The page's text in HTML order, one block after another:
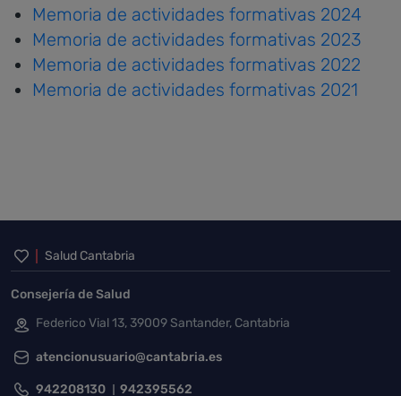
Memoria de actividades formativas 2024
Memoria de actividades formativas 2023
Memoria de actividades formativas 2022
Memoria de actividades formativas 2021
Inicio del pie de página
Salud Cantabria
Consejería de Salud
Federico Vial 13, 39009 Santander, Cantabria
atencionusuario@cantabria.es
942208130 942395562